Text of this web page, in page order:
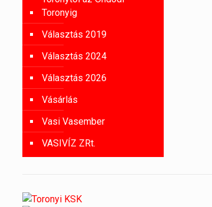
Toronyig
Választás 2019
Választás 2024
Választás 2026
Vásárlás
Vasi Vasember
VASIVÍZ ZRt.